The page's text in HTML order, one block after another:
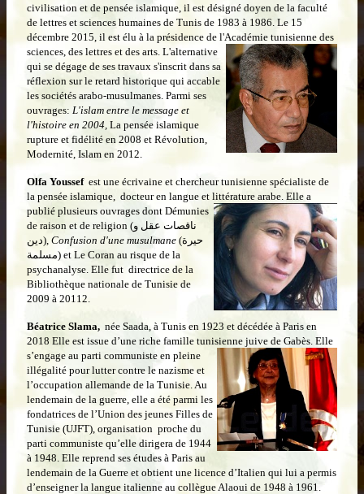
civilisation et de pensée islamique, il est désigné doyen de la faculté
de lettres et sciences humaines de Tunis de 1983 à 1986. Le 15
décembre 2015, il est élu à la présidence de l'Académie tunisienne des
sciences, des lettres et des arts. L'alternative
qui se dégage de ses travaux s'inscrit dans sa
réflexion sur le retard historique qui accable
les sociétés arabo-musulmanes. Parmi ses
ouvrages: L'islam entre le message et
l'histoire en 2004, La pensée islamique
rupture et fidélité en 2008 et Révolution,
Modernité, Islam en 2012.
Olfa Youssef est une écrivaine et chercheur tunisienne spécialiste de
la pensée islamique, docteur en langue et littérature arabe. Elle a
publié plusieurs ouvrages dont Démunies
de raison et de religion (ناقصات عقل و
دين), Confusion d'une musulmane (حيرة
مسلمة) et Le Coran au risque de la
psychanalyse. Elle fut directrice de la
Bibliothèque nationale de Tunisie de
2009 à 20112.
Béatrice Slama, née Saada, à Tunis en 1923 et décédée à Paris en
2018 Elle est issue d’une riche famille tunisienne juive de Gabès. Elle
s’engage au parti communiste en pleine
illégalité pour lutter contre le nazisme et
l’occupation allemande de la Tunisie. Au
lendemain de la guerre, elle a été parmi les
fondatrices de l’Union des jeunes Filles de
Tunisie (UJFT), organisation proche du
parti communiste qu’elle dirigera de 1944
à 1948. Elle reprend ses études à Paris au
lendemain de la Guerre et obtient une licence d’Italien qui lui a permis
d’enseigner la langue italienne au collègue Alaoui de 1948 à 1961.